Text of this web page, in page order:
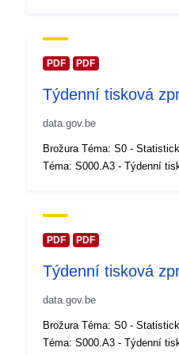
[ 6.41, 51.51 ], [ 6.41, 49.49 ],
Typ:
uriRef:
Přístupová práva:
Časové pokrytí:
01
PDF PDF
Týdenní tisková
data.gov.be
Brožura Téma: S0 -
Téma: S000.A3 - Týdenní
PDF PDF
Týdenní tisková
data.gov.be
Brožura Téma: S0 -
Téma: S000.A3 - Týdenní